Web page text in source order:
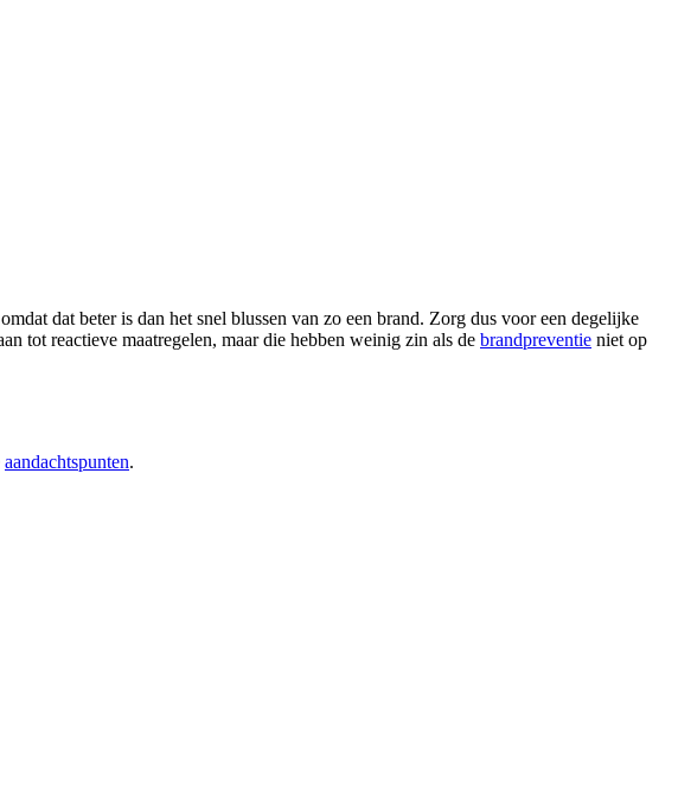
dat beter is dan het snel blussen van zo een brand. Zorg dus voor een degelijke
tot reactieve maatregelen, maar die hebben weinig zin als de brandpreventie niet op
aandachtspunten.